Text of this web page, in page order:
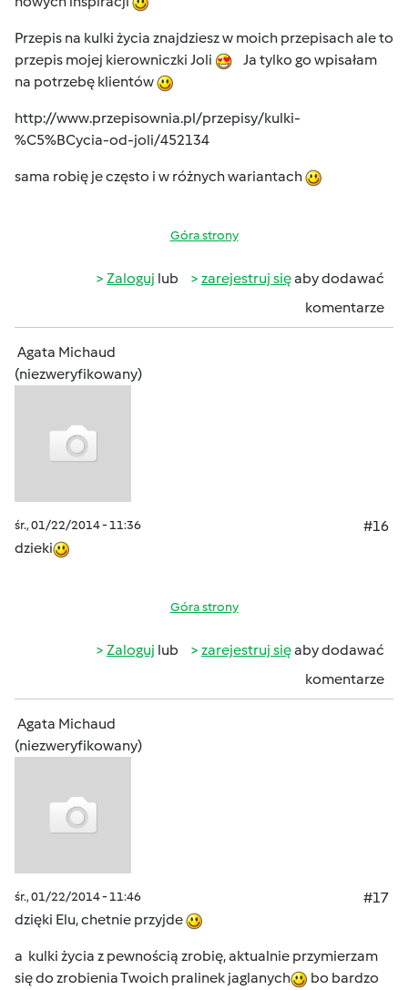
Przepis na kulki życia znajdziesz w moich przepisach ale to
przepis mojej kierowniczki Joli
Ja tylko go wpisałam
na potrzebę klientów
http://www.przepisownia.pl/przepisy/kulki-
%C5%BCycia-od-joli/452134
sama robię je często i w różnych wariantach
Góra strony
Zaloguj lub zarejestruj sięaby dodawać
komentarze
Agata Michaud
(niezweryfikowany)
śr., 01/22/2014 - 11:36
#16
dzieki
Góra strony
Zaloguj lub zarejestruj sięaby dodawać
komentarze
Agata Michaud
(niezweryfikowany)
śr., 01/22/2014 - 11:46
#17
dzięki Elu, chetnie przyjde
a kulki życia z pewnością zrobię, aktualnie przymierzam
się do zrobienia Twoich pralinek jaglanych
bo bardzo